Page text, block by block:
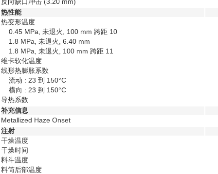
热性能
热变形温度
0.45 MPa, 未退火, 100 mm 跨距 10
1.8 MPa, 未退火, 6.40 mm
1.8 MPa, 未退火, 100 mm 跨距 11
维卡软化温度
线形热膨胀系数
流动 : 23 到 150°C
横向 : 23 到 150°C
导热系数
补充信息
Metallized Haze Onset
注射
干燥温度
干燥时间
料斗温度
料筒后部温度